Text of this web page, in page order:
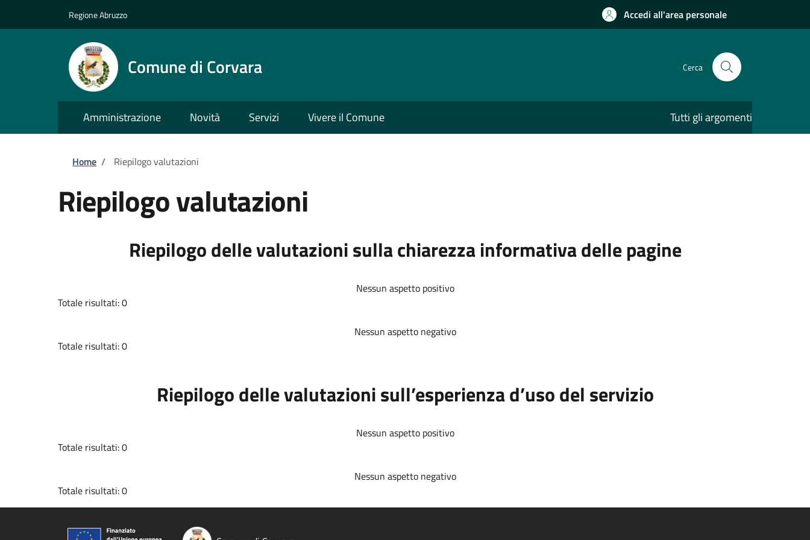
Regione Abruzzo Accedi all'area personale
Comune di Corvara Cerca
Amministrazione Novità Servizi Vivere il Comune Tutti gli argomenti
Briciole di pane
Home / Riepilogo valutazioni
Riepilogo valutazioni
Riepilogo delle valutazioni sulla chiarezza informativa delle pagine
Nessun aspetto positivo
Totale risultati: 0
Nessun aspetto negativo
Totale risultati: 0
Riepilogo delle valutazioni sull’esperienza d’uso del servizio
Nessun aspetto positivo
Totale risultati: 0
Nessun aspetto negativo
Totale risultati: 0